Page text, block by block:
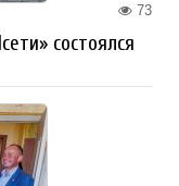
73
состоялся